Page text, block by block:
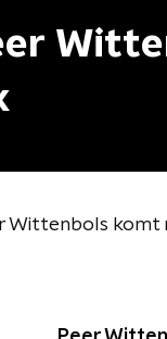
Wittenbols